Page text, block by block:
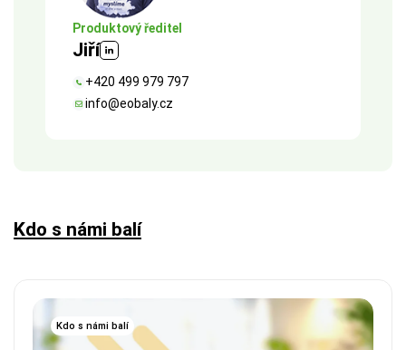
Produktový ředitel
Jiří
+420 499 979 797
info@eobaly.cz
Kdo s námi balí
Kdo s námi balí